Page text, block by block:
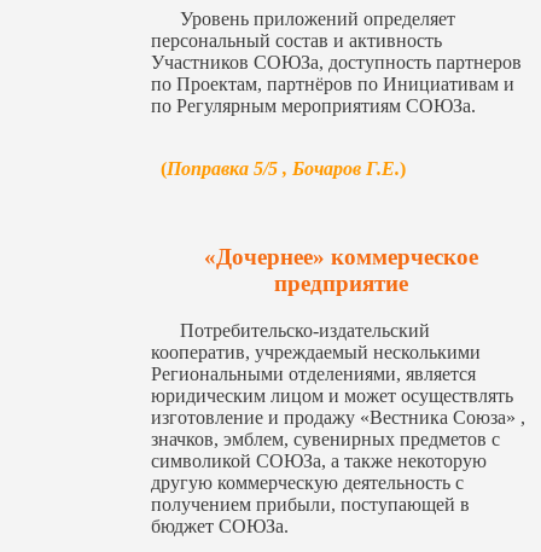
Уровень приложений определяет
персональный состав и активность
Участников СОЮЗа, доступность партнеров
по Проектам, партнёров по Инициативам и
по Регулярным мероприятиям СОЮЗа.
(Поправка 5/5 , Бочаров Г.Е.)
«Дочернее» коммерческое
предприятие
Потребительско-издательский
кооператив, учреждаемый несколькими
Региональными отделениями, является
юридическим лицом и может осуществлять
изготовление и продажу «Вестника Союза» ,
значков, эмблем, сувенирных предметов с
символикой СОЮЗа, а также некоторую
другую коммерческую деятельность с
получением прибыли, поступающей в
бюджет СОЮЗа.